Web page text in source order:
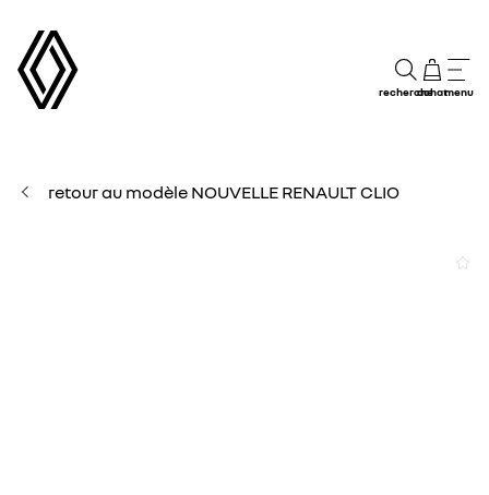
rechercheachatmenu
retour au modèle NOUVELLE RENAULT CLIO